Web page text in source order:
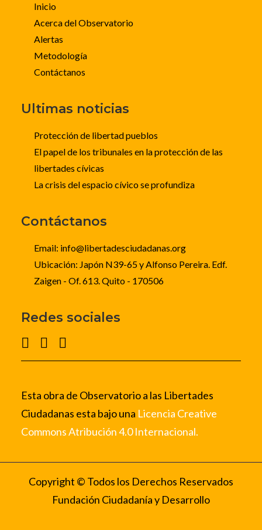
Inicio
Acerca del Observatorio
Alertas
Metodología
Contáctanos
Ultimas noticias
Protección de libertad pueblos
El papel de los tribunales en la protección de las
libertades cívicas
La crisis del espacio cívico se profundiza
Contáctanos
Email: info@libertadesciudadanas.org
Ubicación: Japón N39-65 y Alfonso Pereira. Edf.
Zaigen - Of. 613. Quito - 170506
Redes sociales
Esta obra de Observatorio a las Libertades
Ciudadanas esta bajo una Licencia Creative
Commons Atribución 4.0 Internacional.
Copyright © Todos los Derechos Reservados
Fundación Ciudadanía y Desarrollo